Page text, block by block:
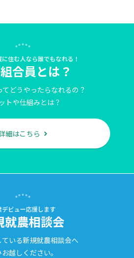
住む人なら誰でもなれる！
合員とは？
どうやったらなれるの？
トや仕組みとは？
細はこちら
デビュー応援します
就農相談会
いる新規就農相談会へ
越しください。